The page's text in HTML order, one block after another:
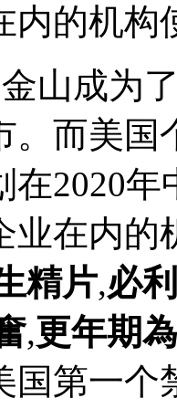
内的机构
山成为
。而美国
在2020
业在内
精片,必
,更年期
国第一